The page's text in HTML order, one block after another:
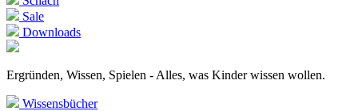
Sale
Downloads
Ergründen, Wissen, Spielen - Alles, was Kinder wissen wollen.
Wissensbücher